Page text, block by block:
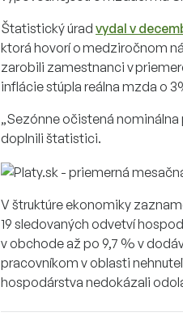
Štatistický úrad vydal v
ktorá hovorí o medziročnom
zarobili zamestnanci v
inflácie stúpla reálna mzda o
„Sezónne očistená
doplnili štatistici.
V štruktúre ekonomiky
19 sledovaných odvetví
v obchode až po 9,7 % v
pracovníkom v oblasti
hospodárstva nedokázali